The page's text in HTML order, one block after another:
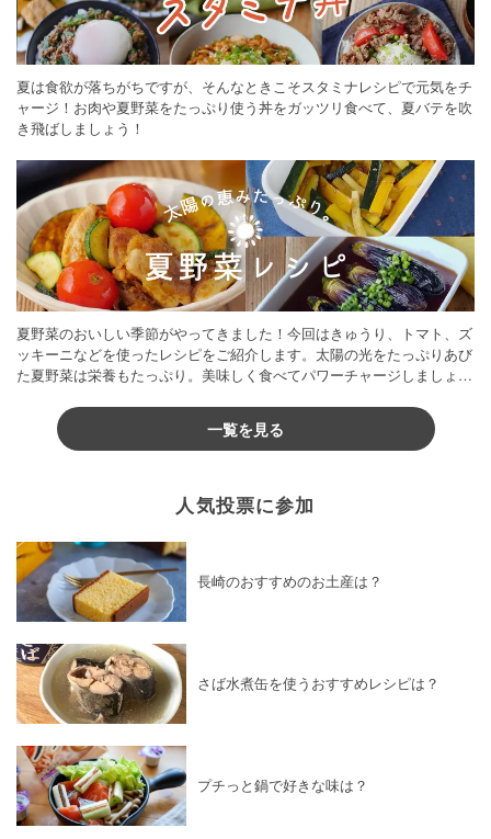
夏は食欲が落ちがちですが、そんなときこそスタミナレシピで元気をチ
ャージ！お肉や夏野菜をたっぷり使う丼をガッツリ食べて、夏バテを吹
き飛ばしましょう！
夏野菜のおいしい季節がやってきました！今回はきゅうり、トマト、ズ
ッキーニなどを使ったレシピをご紹介します。太陽の光をたっぷりあび
た夏野菜は栄養もたっぷり。美味しく食べてパワーチャージしましょう
一覧を見る
人気投票に参加
長崎のおすすめのお土産は？
さば水煮缶を使うおすすめレシピは？
プチっと鍋で好きな味は？